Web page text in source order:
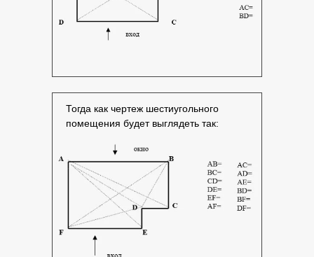
Тогда как чертеж шестиугольного
помещения будет выглядеть так: